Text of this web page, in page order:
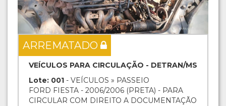
ARREMATADO
VEÍCULOS PARA CIRCULAÇÃO - DETRAN/MS
Lote: 001 - VEÍCULOS » PASSEIO
FORD FIESTA - 2006/2006 (PRETA) - PARA
CIRCULAR COM DIREITO A DOCUMENTAÇÃO